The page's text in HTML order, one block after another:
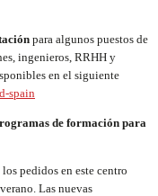
para algunos puestos de
ingenieros, RRHH y
en el siguiente
spain
de formación para
pedidos en este centro
Las nuevas